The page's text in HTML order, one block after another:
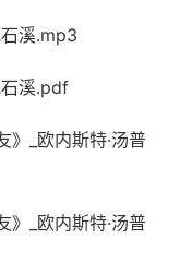
溪.mp3
溪.pdf
_欧内斯特·汤普
_欧内斯特·汤普